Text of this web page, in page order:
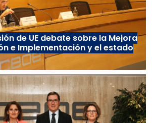
de UE debate sobre la Mejora
e Implementación y el estado